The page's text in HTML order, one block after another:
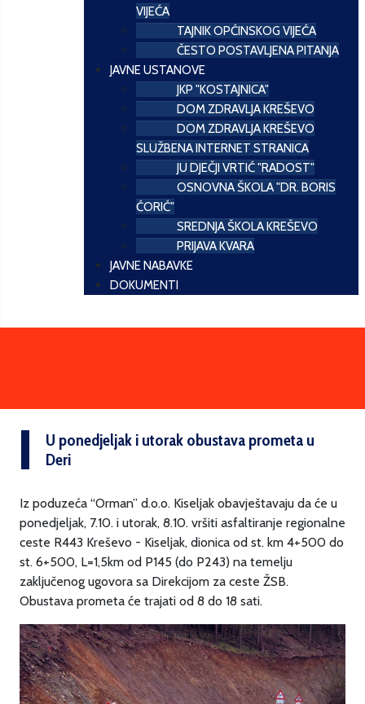
VIJEĆA
TAJNIK OPĆINSKOG VIJEĆA
ČESTO POSTAVLJENA PITANJA
JAVNE USTANOVE
JKP "KOSTAJNICA"
DOM ZDRAVLJA KREŠEVO
DOM ZDRAVLJA KREŠEVO
SLUŽBENA INTERNET STRANICA
JU DJEČJI VRTIĆ "RADOST"
OSNOVNA ŠKOLA "DR. BORIS
ĆORIĆ"
SREDNJA ŠKOLA KREŠEVO
PRIJAVA KVARA
JAVNE NABAVKE
DOKUMENTI
U ponedjeljak i utorak obustava prometa u
Deri
Iz poduzeća “Orman” d.o.o. Kiseljak obavještavaju da će u
ponedjeljak, 7.10. i utorak, 8.10. vršiti asfaltiranje regionalne
ceste R443 Kreševo - Kiseljak, dionica od st. km 4+500 do
st. 6+500, L=1,5km od P145 (do P243) na temelju
zaključenog ugovora sa Direkcijom za ceste ŽSB.
Obustava prometa će trajati od 8 do 18 sati.